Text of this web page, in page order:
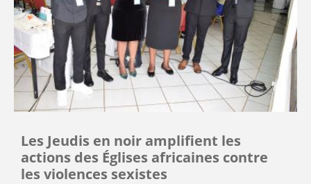
Les Jeudis en noir amplifient les
actions des Églises africaines contre
les violences sexistes